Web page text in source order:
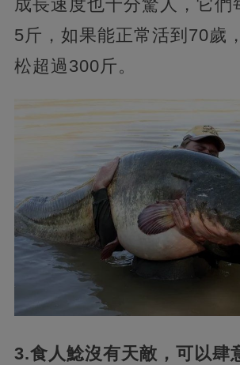
成長速度也十分驚人，它們
5斤，如果能正常活到70歲
松超過300斤。
3.食人鯰沒有天敵，可以肆